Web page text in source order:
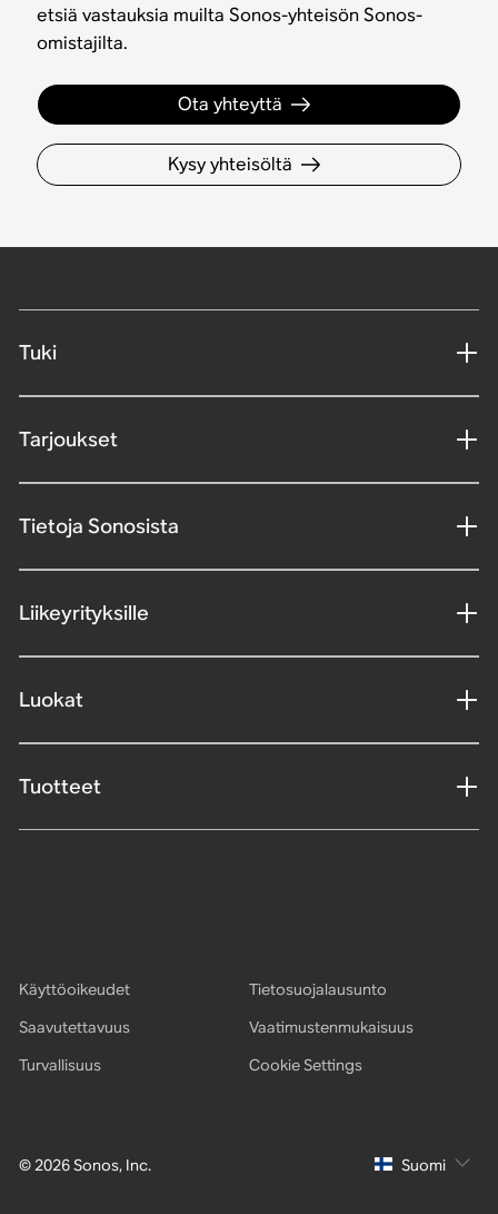
etsiä vastauksia muilta Sonos-yhteisön Sonos-
omistajilta.
Ota yhteyttä
Kysy yhteisöltä
Tuki
Tarjoukset
Tietoja Sonosista
Liikeyrityksille
Luokat
Tuotteet
© 2026 Sonos, Inc.
Käyttöoikeudet
Tietosuojalausunto
Saavutettavuus
Vaatimustenmukaisuus
Turvallisuus
Cookie Settings
Suomi